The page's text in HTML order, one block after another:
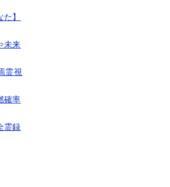
】
未来
霊視
確率
霊録